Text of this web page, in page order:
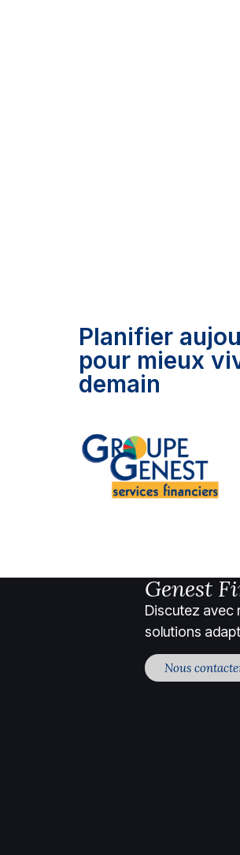
Planifier
pour mieux
demain
Genest
Discutez avec
solutions
Nous